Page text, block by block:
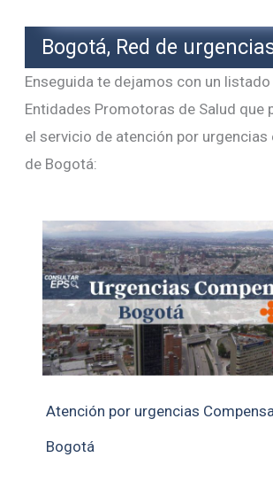
Bogotá, Red de
Enseguida te dejamos con un
Entidades Promotoras de Salud que
el servicio de atención por urgencias
de Bogotá:
Atención por urgencias
Bogotá